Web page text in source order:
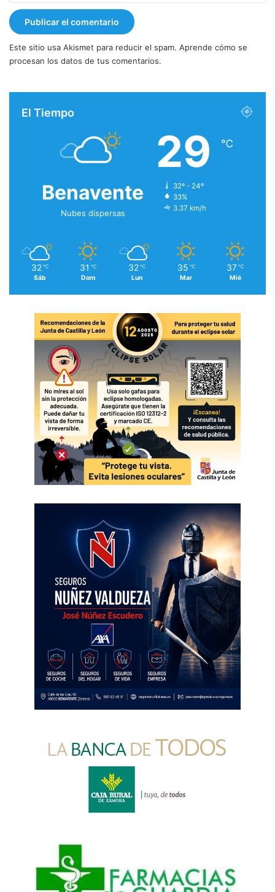
Este sitio usa Akismet para reducir el spam. Aprende cómo se
procesan los datos de tus comentarios.
El Tiempo
Benavente
Nubes dispersas
29 ℃
32º - 24º
33%
3.37 km/h
32 ℃
Sáb
31 ℃
Dom
32 ℃
Lun
35 ℃
Mar
37 ℃
Mié